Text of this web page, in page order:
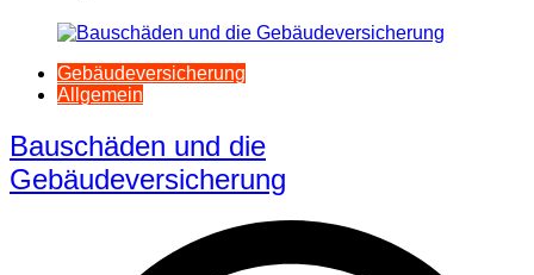
Gebäudeversicherung
Allgemein
Bauschäden und die
Gebäudeversicherung